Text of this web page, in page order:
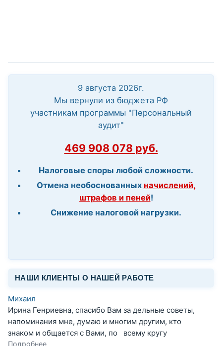
9 августа 2026г.
Мы вернули из бюджета РФ
участникам программы "Персональный
аудит"
469 908 078 руб.
Налоговые споры любой сложности.
Отмена необоснованных начислений,
штрафов и пеней!
Снижение налоговой нагрузки.
НАШИ КЛИЕНТЫ О НАШЕЙ РАБОТЕ
Михаил
Ирина Генриевна, спасибо Вам за дельные советы,
напоминания мне, думаю и многим другим, кто
знаком и общается с Вами, по всему кругу
Подробнее